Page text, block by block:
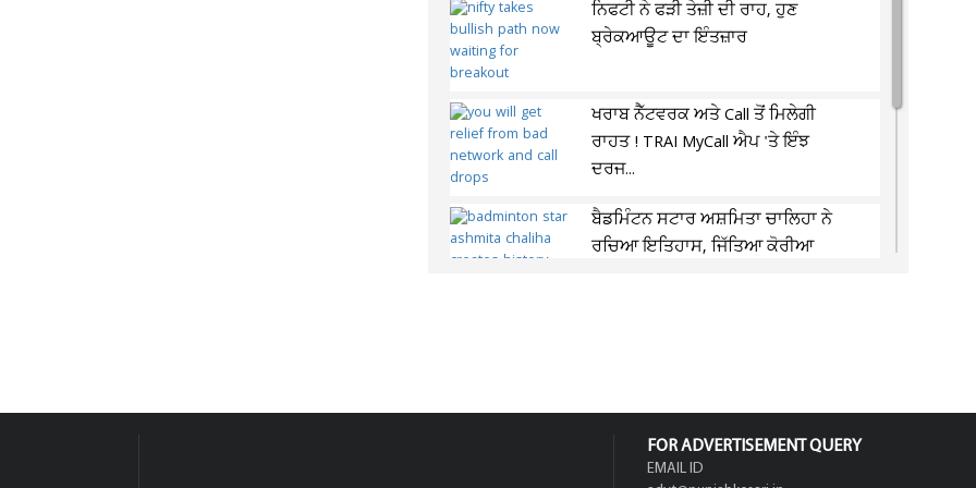
ਨਿਫਟੀ ਨੇ ਫੜੀ ਤੇਜ਼ੀ ਦੀ ਰਾਹ, ਹੁਣ
ਬ੍ਰੇਕਆਊਟ ਦਾ ਇੰਤਜ਼ਾਰ
ਖਰਾਬ ਨੈੱਟਵਰਕ ਅਤੇ Call ਤੋਂ ਮਿਲੇਗੀ
ਰਾਹਤ ! TRAI MyCall ਐਪ 'ਤੇ ਇੰਝ
ਦਰਜ...
ਬੈਡਮਿੰਟਨ ਸਟਾਰ ਅਸ਼ਮਿਤਾ ਚਾਲਿਹਾ ਨੇ
ਰਚਿਆ ਇਤਿਹਾਸ, ਜਿੱਤਿਆ ਕੋਰੀਆ
FOR ADVERTISEMENT QUERY
EMAIL ID